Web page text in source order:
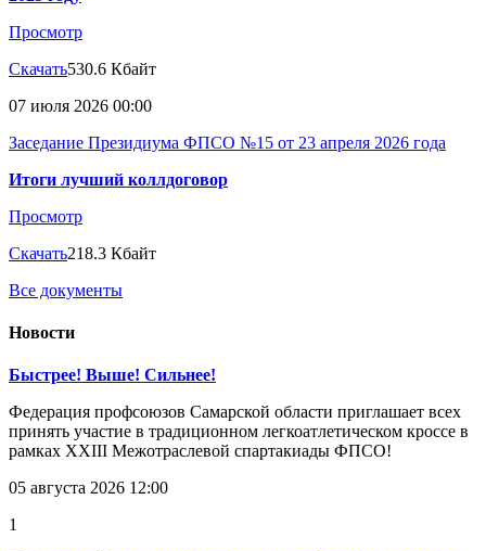
Просмотр
Скачать530.6 Кбайт
07 июля 2026 00:00
Заседание Президиума ФПСО №15 от 23 апреля 2026 года
Итоги лучший коллдоговор
Просмотр
Скачать218.3 Кбайт
Все документы
Новости
Быстрее! Выше! Сильнее!
Федерация профсоюзов Самарской области приглашает всех
принять участие в традиционном легкоатлетическом кроссе в
рамках XXIII Межотраслевой спартакиады ФПСО!
05 августа 2026 12:00
1